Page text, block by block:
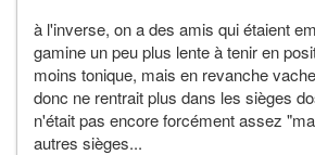
à l'inverse, on a des amis qui étaient
gamine un peu plus lente à tenir en
moins tonique, mais en revanche
donc ne rentrait plus dans les sièges
n'était pas encore forcément assez
autres sièges...